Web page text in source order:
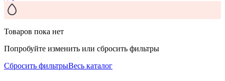
Товаров пока нет
Попробуйте изменить или сбросить фильтры
Сбросить фильтрыВесь каталог